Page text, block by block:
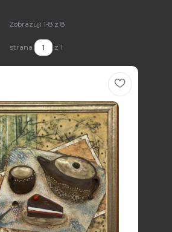
Zobrazuji 1-8 z 8
strana z 1